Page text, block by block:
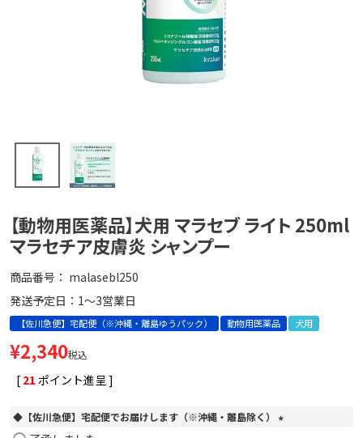
【動物用医薬品】犬用 マラセブ ライト 250ml
マラセチア皮膚炎 シャンプー
商品番号
malasebl250
発送予定日：1～3営業日
【佐川急便】宅配便（※沖縄・離島ゆうパック） 動物用医薬品 犬用
¥2,340税込
[ 21 ポイント進呈 ]
◆【佐川急便】宅配便でお届けします（※沖縄・離島除く）